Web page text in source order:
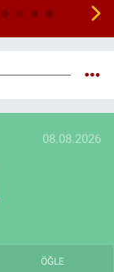
08.08.2026
ÖĞLE